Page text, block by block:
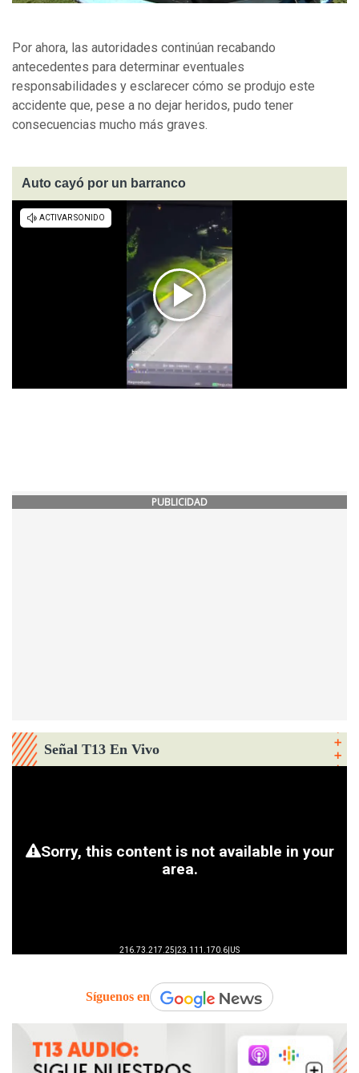
Por ahora, las autoridades continúan recabando
antecedentes para determinar eventuales
responsabilidades y esclarecer cómo se produjo este
accidente que, pese a no dejar heridos, pudo tener
consecuencias mucho más graves.
Auto cayó por un barranco
PUBLICIDAD
Señal T13 En Vivo
Síguenos en